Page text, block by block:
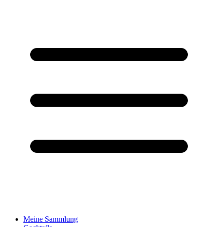
Meine Sammlung